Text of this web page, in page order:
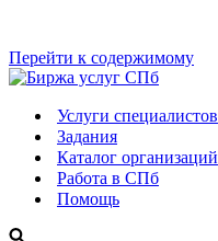
Перейти к содержимому
Услуги специалистов
Задания
Каталог организаций
Работа в СПб
Помощь